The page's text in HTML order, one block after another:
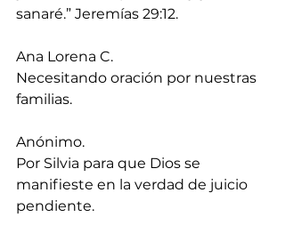
sanaré.” Jeremías 29:12.
Ana Lorena C.
Necesitando oración por nuestras
familias.
Anónimo.
Por Silvia para que Dios se
manifieste en la verdad de juicio
pendiente.